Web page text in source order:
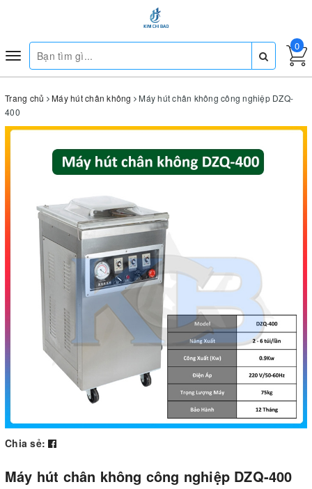
Toggle
navigation
0
Trang chủ Máy hút chân không
Máy hút chân không công nghiệp DZQ-
400
Chia sẻ:
Máy hút chân không công nghiệp DZQ-400